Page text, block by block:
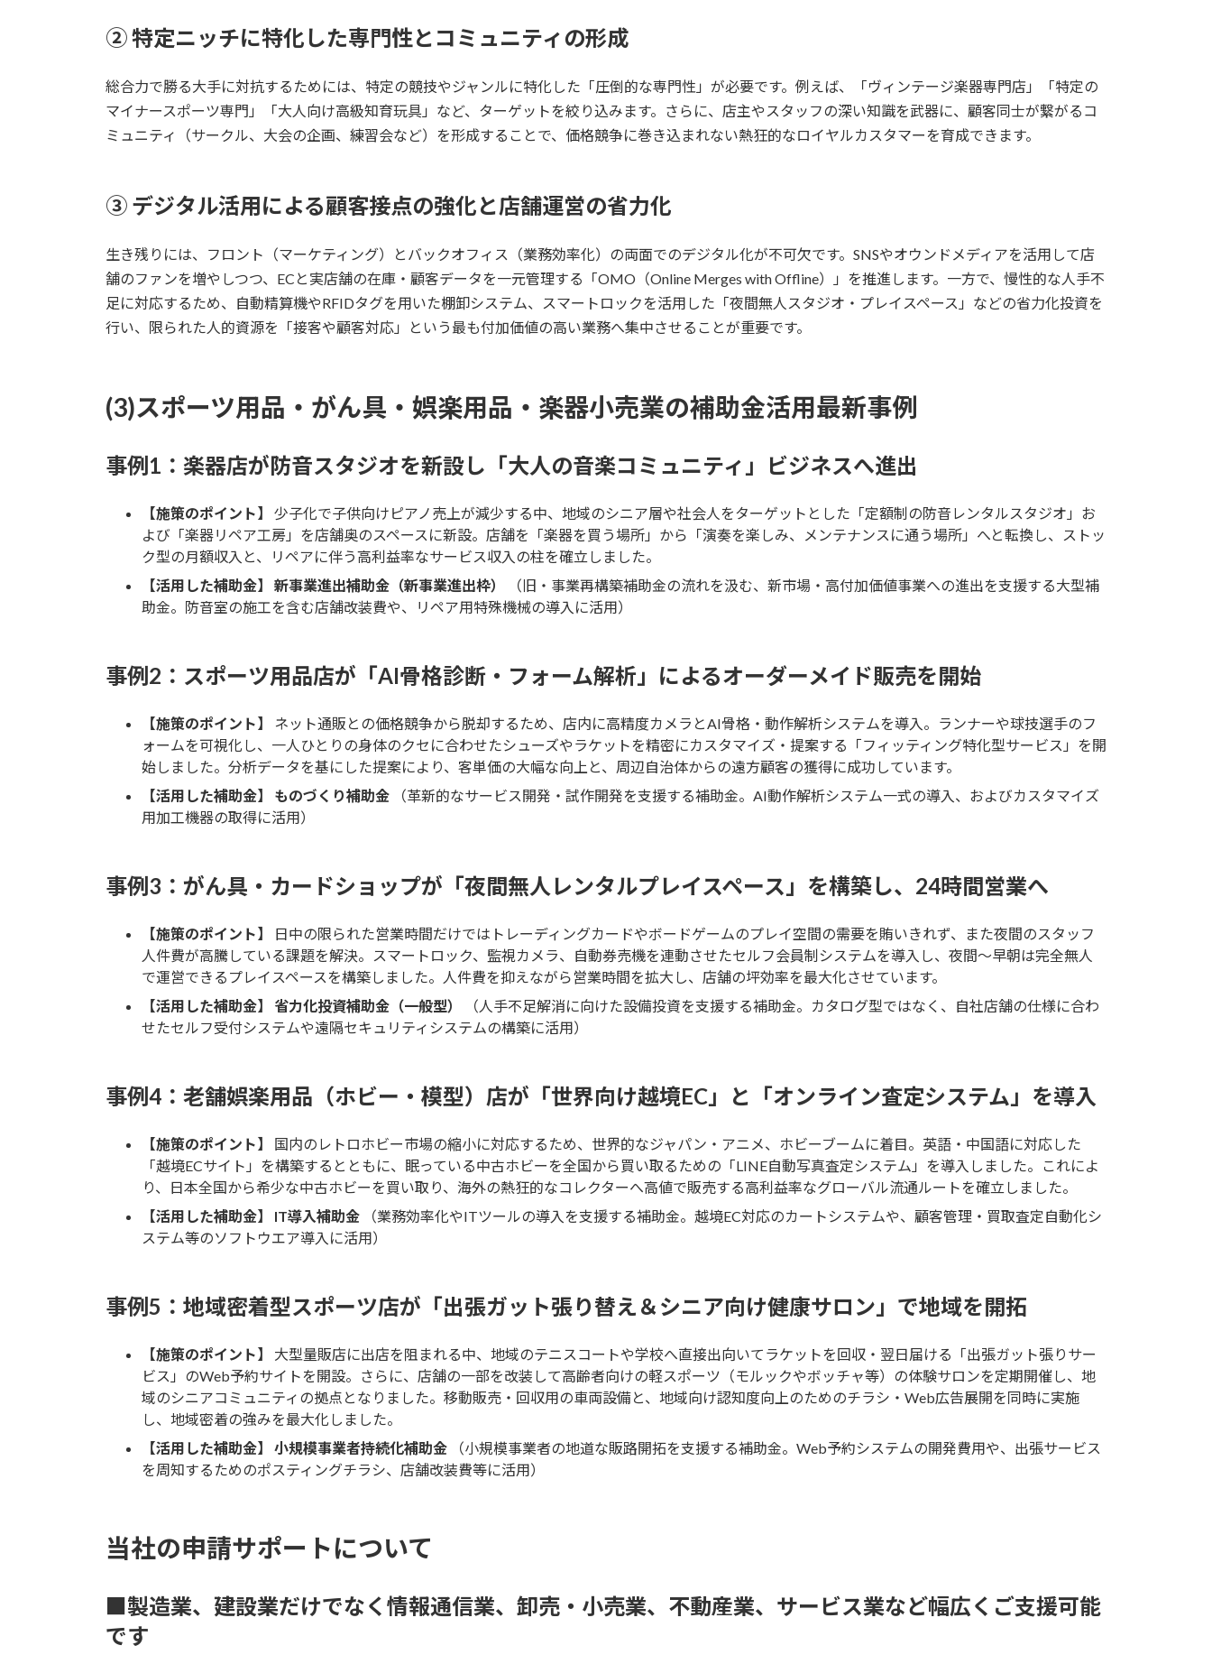
② 特定ニッチに特化した専門性とコミュニティの形成
総合力で勝る大手に対抗するためには、特定の競技やジャンルに特化した「圧倒的な専門性」が必要です。例えば、「ヴィンテージ楽器専門店」「特定の
マイナースポーツ専門」「大人向け高級知育玩具」など、ターゲットを絞り込みます。さらに、店主やスタッフの深い知識を武器に、顧客同士が繋がるコ
ミュニティ（サークル、大会の企画、練習会など）を形成することで、価格競争に巻き込まれない熱狂的なロイヤルカスタマーを育成できます。
③ デジタル活用による顧客接点の強化と店舗運営の省力化
生き残りには、フロント（マーケティング）とバックオフィス（業務効率化）の両面でのデジタル化が不可欠です。SNSやオウンドメディアを活用して店
舗のファンを増やしつつ、ECと実店舗の在庫・顧客データを一元管理する「OMO（Online Merges with Offline）」を推進します。一方で、慢性的な人手不
足に対応するため、自動精算機やRFIDタグを用いた棚卸システム、スマートロックを活用した「夜間無人スタジオ・プレイスペース」などの省力化投資を
行い、限られた人的資源を「接客や顧客対応」という最も付加価値の高い業務へ集中させることが重要です。
(3)スポーツ用品・がん具・娯楽用品・楽器小売業の補助金活用最新事例
事例1：楽器店が防音スタジオを新設し「大人の音楽コミュニティ」ビジネスへ進出
【施策のポイント】
少子化で子供向けピアノ売上が減少する中、地域のシニア層や社会人をターゲットとした「定額制の防音レンタルスタジオ」お
よび「楽器リペア工房」を店舗奥のスペースに新設。店舗を「楽器を買う場所」から「演奏を楽しみ、メンテナンスに通う場所」へと転換し、ストッ
ク型の月額収入と、リペアに伴う高利益率なサービス収入の柱を確立しました。
【活用した補助金】
新事業進出補助金（新事業進出枠）
（旧・事業再構築補助金の流れを汲む、新市場・高付加価値事業への進出を支援する大型補
助金。防音室の施工を含む店舗改装費や、リペア用特殊機械の導入に活用）
事例2：スポーツ用品店が「AI骨格診断・フォーム解析」によるオーダーメイド販売を開始
【施策のポイント】
ネット通販との価格競争から脱却するため、店内に高精度カメラとAI骨格・動作解析システムを導入。ランナーや球技選手のフ
ォームを可視化し、一人ひとりの身体のクセに合わせたシューズやラケットを精密にカスタマイズ・提案する「フィッティング特化型サービス」を開
始しました。分析データを基にした提案により、客単価の大幅な向上と、周辺自治体からの遠方顧客の獲得に成功しています。
【活用した補助金】
ものづくり補助金 （革新的なサービス開発・試作開発を支援する補助金。AI動作解析システム一式の導入、およびカスタマイズ
用加工機器の取得に活用）
事例3：がん具・カードショップが「夜間無人レンタルプレイスペース」を構築し、24時間営業へ
【施策のポイント】
日中の限られた営業時間だけではトレーディングカードやボードゲームのプレイ空間の需要を賄いきれず、また夜間のスタッフ
人件費が高騰している課題を解決。スマートロック、監視カメラ、自動券売機を連動させたセルフ会員制システムを導入し、夜間〜早朝は完全無人
で運営できるプレイスペースを構築しました。人件費を抑えながら営業時間を拡大し、店舗の坪効率を最大化させています。
【活用した補助金】
省力化投資補助金（一般型）
（人手不足解消に向けた設備投資を支援する補助金。カタログ型ではなく、自社店舗の仕様に合わ
せたセルフ受付システムや遠隔セキュリティシステムの構築に活用）
事例4：老舗娯楽用品（ホビー・模型）店が「世界向け越境EC」と「オンライン査定システム」を導入
【施策のポイント】
国内のレトロホビー市場の縮小に対応するため、世界的なジャパン・アニメ、ホビーブームに着目。英語・中国語に対応した
「越境ECサイト」を構築するとともに、眠っている中古ホビーを全国から買い取るための「LINE自動写真査定システム」を導入しました。これによ
り、日本全国から希少な中古ホビーを買い取り、海外の熱狂的なコレクターへ高値で販売する高利益率なグローバル流通ルートを確立しました。
【活用した補助金】
IT導入補助金 （業務効率化やITツールの導入を支援する補助金。越境EC対応のカートシステムや、顧客管理・買取査定自動化シ
ステム等のソフトウエア導入に活用）
事例5：地域密着型スポーツ店が「出張ガット張り替え＆シニア向け健康サロン」で地域を開拓
【施策のポイント】
大型量販店に出店を阻まれる中、地域のテニスコートや学校へ直接出向いてラケットを回収・翌日届ける「出張ガット張りサー
ビス」のWeb予約サイトを開設。さらに、店舗の一部を改装して高齢者向けの軽スポーツ（モルックやボッチャ等）の体験サロンを定期開催し、地
域のシニアコミュニティの拠点となりました。移動販売・回収用の車両設備と、地域向け認知度向上のためのチラシ・Web広告展開を同時に実施
し、地域密着の強みを最大化しました。
【活用した補助金】
小規模事業者持続化補助金 （小規模事業者の地道な販路開拓を支援する補助金。Web予約システムの開発費用や、出張サービス
を周知するためのポスティングチラシ、店舗改装費等に活用）
当社の申請サポートについて
■製造業、建設業だけでなく情報通信業、卸売・小売業、不動産業、サービス業など幅広くご支援可能
です